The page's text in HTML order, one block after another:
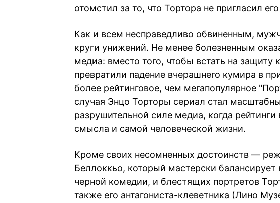
отомстил за то, что Тортора не пригласил
Как и всем несправедливо обвиненным,
круги унижений. Не менее болезненным
медиа: вместо того, чтобы встать на защиту
превратили падение вчерашнего кумира в
более рейтинговое, чем мегапопулярное
случая Энцо Торторы сериал стал
разрушительной силе медиа, когда
смысла и самой человеческой жизни.
Кроме своих несомненных достоинств —
Беллоккьо, который мастерски
черной комедии, и блестящих портретов
также его антагониста-клеветника (Лино